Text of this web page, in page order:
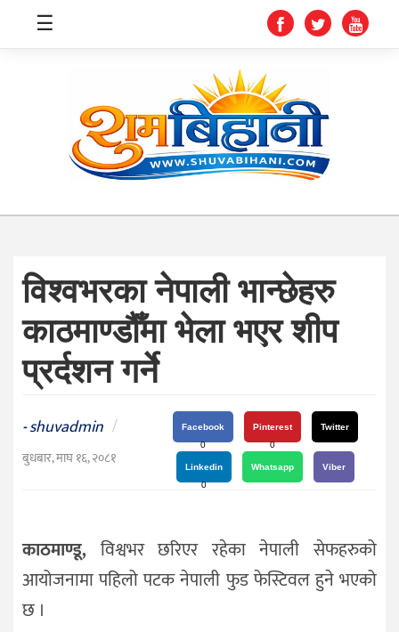
स्वास्थ्य
शिक्षा
संघीय
प्रविधि
जीवनशैली
दर्शन
/
संस्कृति
राजनीति
☰
विश्वभरका नेपाली भान्छेहरु
काठमाण्डौँमा भेला भएर शीप
प्रर्दशन गर्ने
-shuvadmin /
बुधबार, माघ १६, २०८१
Facebook
0
Pinterest
0
Twitter
Linkedin
0
Whatsapp Viber
काठमाण्डू, विश्वभर छरिएर रहेका नेपाली सेफहरुको
आयोजनामा पहिलो पटक नेपाली फुड फेस्टिवल हुने भएको
छ ।